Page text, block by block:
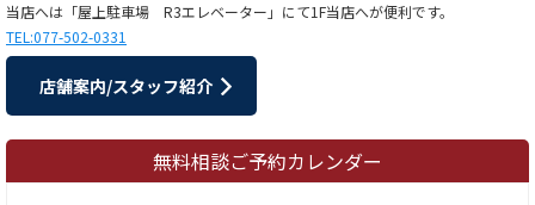
当店へは「屋上駐車場 R3エレベーター」にて1F当店へが便利です。
TEL:077-502-0331
店舗案内/スタッフ紹介
無料相談ご予約カレンダー